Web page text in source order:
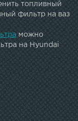
топливный
фильтр на ваз
калине, как
как заменить
заменить
своими руками,
crafts,
фильтр.,
бензонасос,
фильтра,
ваз 2112,
можно
на Hyundai